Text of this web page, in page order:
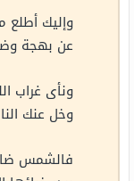
وإليك
عن بهجة
ونأى غراب
وخل عنك
فالشمس